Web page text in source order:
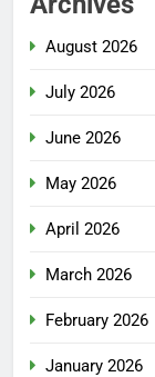
August 2026
July 2026
June 2026
May 2026
April 2026
March 2026
February 2026
January 2026